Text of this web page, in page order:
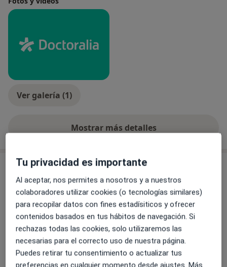
Ver galería (1)
Mostrar más detalles
sobre la experiencia
Servicios y precios
Higiene facial
80 € Detalles Reservar cita
Peeling
155 € Detalles
Tu privacidad es importante
Al aceptar, nos permites a nosotros y a nuestros
colaboradores utilizar cookies (o tecnologías similares)
para recopilar datos con fines estadísiticos y ofrecer
contenidos basados en tus hábitos de navegación. Si
rechazas todas las cookies, solo utilizaremos las
necesarias para el correcto uso de nuestra página.
Puedes retirar tu consentimiento o actualizar tus
preferencias en cualquier momento desde ajustes. Más